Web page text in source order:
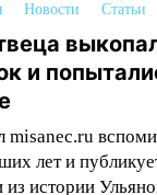
Новости Статьи
и
misanec.ru
лет и
из истории